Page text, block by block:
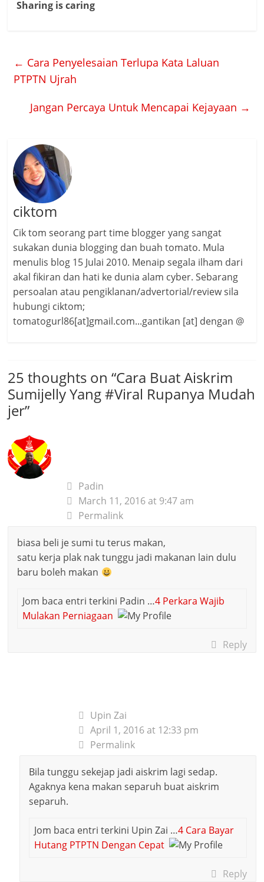
Sharing is caring
← Cara Penyelesaian Terlupa Kata Laluan
PTPTN Ujrah
Jangan Percaya Untuk Mencapai Kejayaan →
ciktom
Cik tom seorang part time blogger yang sangat
sukakan dunia blogging dan buah tomato. Mula
menulis blog 15 Julai 2010. Menaip segala ilham dari
akal fikiran dan hati ke dunia alam cyber. Sebarang
persoalan atau pengiklanan/advertorial/review sila
hubungi ciktom;
tomatogurl86[at]gmail.com...gantikan [at] dengan @
25 thoughts on “Cara Buat Aiskrim
Sumijelly Yang #Viral Rupanya Mudah
jer”
Padin
March 11, 2016 at 9:47 am
Permalink
biasa beli je sumi tu terus makan,
satu kerja plak nak tunggu jadi makanan lain dulu
baru boleh makan
Jom baca entri terkini Padin …4 Perkara Wajib
Mulakan Perniagaan
Reply
Upin Zai
April 1, 2016 at 12:33 pm
Permalink
Bila tunggu sekejap jadi aiskrim lagi sedap.
Agaknya kena makan separuh buat aiskrim
separuh.
Jom baca entri terkini Upin Zai …4 Cara Bayar
Hutang PTPTN Dengan Cepat
Reply